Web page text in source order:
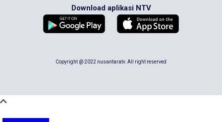
Download aplikasi NTV
Copyright @ 2022 nusantaratv. All right reserved